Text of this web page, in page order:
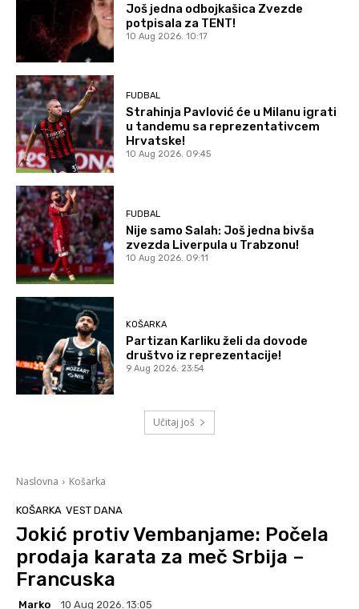
Još jedna odbojkašica Zvezde
potpisala za TENT!
10 Aug 2026. 10:17
FUDBAL
Strahinja Pavlović će u Milanu igrati
u tandemu sa reprezentativcem
Hrvatske!
10 Aug 2026. 09:45
FUDBAL
Nije samo Salah: Još jedna bivša
zvezda Liverpula u Trabzonu!
10 Aug 2026. 09:11
KOŠARKA
Partizan Karliku želi da dovode
društvo iz reprezentacije!
9 Aug 2026. 23:54
Učitaj još